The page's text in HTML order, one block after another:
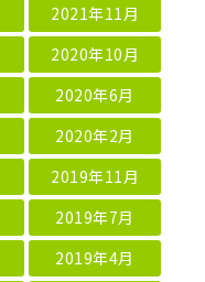
2021年11月
2020年10月
2020年6月
2020年2月
2019年11月
2019年7月
2019年4月